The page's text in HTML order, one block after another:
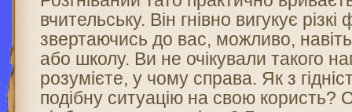
вчительську. Він гнівно вигукує
звертаючись до вас, можливо,
або школу. Ви не очікували такого
розумієте, у чому справа. Як з
подібну ситуацію на свою користь?